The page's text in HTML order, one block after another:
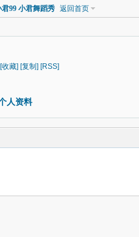
99 小君舞蹈秀 返回首页
[收藏] [复制] [RSS]
人资料